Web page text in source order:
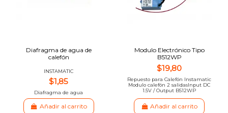
Diafragma de agua de
calefón
INSTAMATIC
$1,85
Diafragma de agua
Añadir al carrito
Modulo Electrónico Tipo
B512WP
$19,80
Repuesto para Calefón Instamatic
Modulo calefón 2 salidasInput DC
1.5V / Output B512WP
Añadir al carrito